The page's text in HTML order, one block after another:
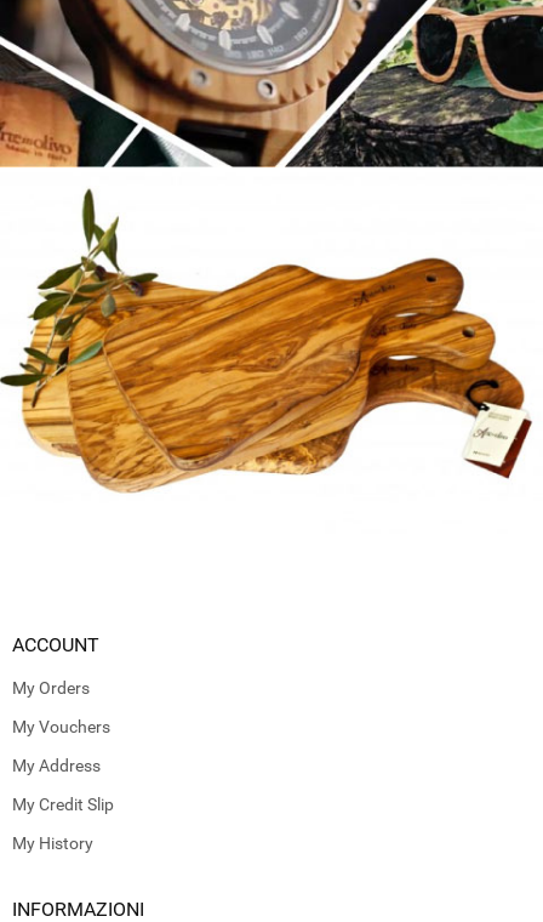
ACCOUNT
My Orders
My Vouchers
My Address
My Credit Slip
My History
INFORMAZIONI